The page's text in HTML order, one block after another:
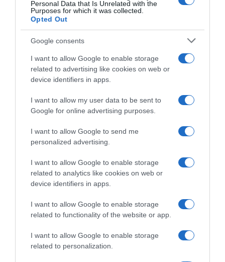
Personal Data that Is Unrelated with the
Purposes for which it was collected.
Opted Out
Google consents
I want to allow Google to enable storage
related to advertising like cookies on web or
device identifiers in apps.
I want to allow my user data to be sent to
Google for online advertising purposes.
I want to allow Google to send me
personalized advertising.
I want to allow Google to enable storage
related to analytics like cookies on web or
device identifiers in apps.
I want to allow Google to enable storage
related to functionality of the website or app.
I want to allow Google to enable storage
related to personalization.